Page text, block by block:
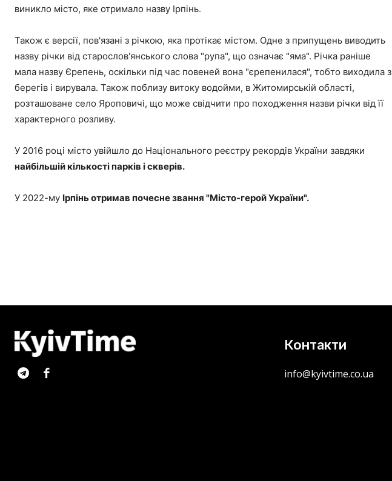
виникло місто, яке отримало назву Ірпінь.
Також є версії, пов'язані з річкою, яка протікає містом. Одне з припущень виводить
назву річки від старослов'янського слова "рупа", що означає "яма". Річка раніше
мала назву Єрепень, оскільки під час повеней вона "єрепенилася", тобто виходила з
берегів і вирувала. Також поблизу витоку водойми, в Житомирській області,
розташоване село Яроповичі, що може свідчити про походження назви річки від її
характерного розливу.
У 2016 році місто увійшло до Національного реєстру рекордів України завдяки
найбільшій кількості парків і скверів.
У 2022-му Ірпінь отримав почесне звання "Місто-герой України".
Контакти
info@kyivtime.co.ua